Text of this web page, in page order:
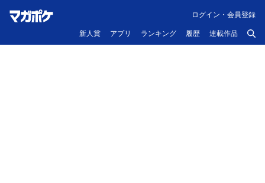
新人賞 アプリ ランキング 履歴 連載作品
ログイン・会員登録